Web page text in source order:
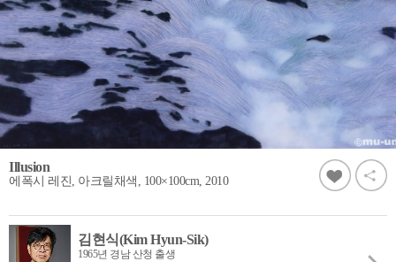
Illusion
에폭시 레진, 아크릴채색, 100×100cm, 2010
김현식(Kim Hyun-Sik)
1965년 경남 산청 출생